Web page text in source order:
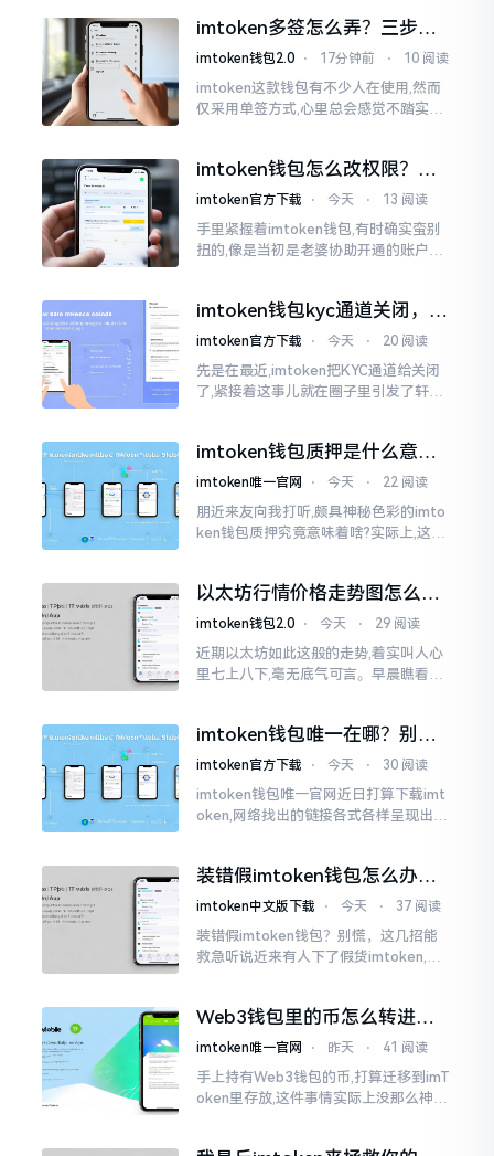
imtoken多签怎么弄？三步搞
定，资产更安全
imtoken钱包2.0 ⋅ 17分钟前 ⋅ 10 阅读
imtoken这款钱包有不少人在使用,然而
仅采用单签方式,心里总会感觉不踏实。
上就是给资产增添一道保障
imtoken钱包怎么改权限？老
用户手把手教你换主人
imtoken官方下载 ⋅ 今天 ⋅ 13 阅读
手里紧握着imtoken钱包,有时确实蛮别
扭的,像是当初是老婆协助开通的账户呢,
imtoken钱包kyc通道关闭，你
的资产咋办？
imtoken官方下载 ⋅ 今天 ⋅ 20 阅读
先是在最近,imtoken把KYC通道给关闭
了,紧接着这事儿就在圈子里引发了轩然
imtoken钱包质押是什么意
思？一文讲透
imtoken唯一官网 ⋅ 今天 ⋅ 22 阅读
朋近来友向我打听,颇具神秘色彩的imto
ken钱包质押究竟意味着啥?实际上,这一
以太坊行情价格走势图怎么看
才不亏钱
imtoken钱包2.0 ⋅ 今天 ⋅ 29 阅读
近期以太坊如此这般的走势,着实叫人心
里七上八下,毫无底气可言。早晨瞧看之
得让人心里直冒慌意。
imtoken钱包唯一在哪？别乱
点，小心假网站
imtoken官方下载 ⋅ 今天 ⋅ 30 阅读
imtoken钱包唯一官网近日打算下载imt
oken,网络找出的链接各式各样呈现出乱
直忐忑不安。我折腾了好些日子
装错假imtoken钱包怎么办？
别慌，快卸载，这几招能救急
imtoken中文版下载 ⋅ 今天 ⋅ 37 阅读
装错假imtoken钱包？别慌，这几招能
救急听说近来有人下了假货imtoken,心
是陷阱。
Web3钱包里的币怎么转进
imToken？别慌，三步搞定
imtoken唯一官网 ⋅ 昨天 ⋅ 41 阅读
手上持有Web3钱包的币,打算迁移到imT
oken里存放,这件事情实际上没那么神秘